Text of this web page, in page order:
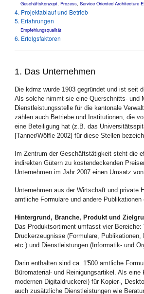
Geschäftskonzept Prozess Service Oriented Architecture
4. Projektablauf und Betrieb
5. Erfahrungen
Empfehlungsqualität
6. Erfolgsfaktoren
1. Das Unternehmen
Die kdmz wurde 1903 gegründet und ist seit
Als solche nimmt sie eine Querschnitts- und
Dienstleistungsstelle für die kantonale
zählen auch Betriebe und Institutionen, die
eine Beteiligung hat (z.B. das
[Tanner/Wölfle 2002] für diese Stellen
Im Zentrum der Geschäftstätigkeit steht die
indirekten Gütern zu kostendeckenden
Unternehmen im Jahr 2007 einen Umsatz
Unternehmen aus der Wirtschaft und private
amtliche Formulare und andere
Hintergrund, Branche, Produkt und
Das Produktsortiment umfasst vier
Druckerzeugnisse (Formulare,
etc.) und Dienstleistungen (Informatik- und
Darin enthalten sind ca. 1'500 amtliche
Büromaterial- und Reinigungsartikel. Als
modernen Digitaldruckerei) für Kopier-,
auch zusätzliche Dienstleistungen wie